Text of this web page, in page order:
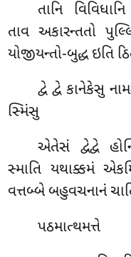
તાનિ
તાવ અકારન્તતો
યોજીયન્તો-બુદ્ધ ઇતિ
દ્વે દ્વે કાનેકેસુ
સ્મિંસુ
એતેસં દ્વેદ્વે
સ્માતિ યથાક્કમં
વત્તબ્બે બહુવચનાનં
પઠમાત્થમત્તે